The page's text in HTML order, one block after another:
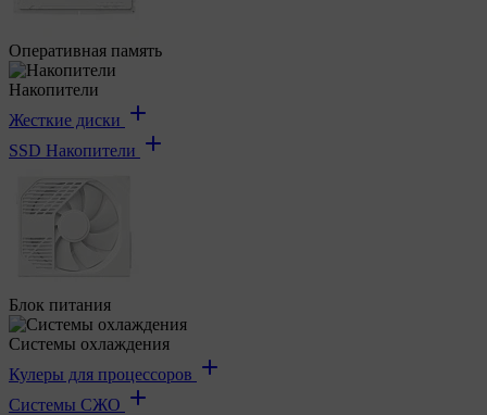
Оперативная память
Накопители
Жесткие диски
SSD Накопители
Блок питания
Системы охлаждения
Кулеры для процессоров
Системы СЖО